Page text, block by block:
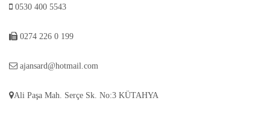
0530 400 5543
0274 226 0 199
ajansard@hotmail.com
Ali Paşa Mah. Serçe Sk. No:3 KÜTAHYA